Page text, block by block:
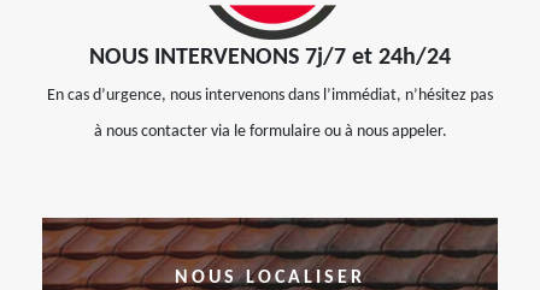
NOUS INTERVENONS 7j/7 et 24h/24
En cas d’urgence, nous intervenons dans l’immédiat, n’hésitez pas
à nous contacter via le formulaire ou à nous appeler.
NOUS LOCALISER